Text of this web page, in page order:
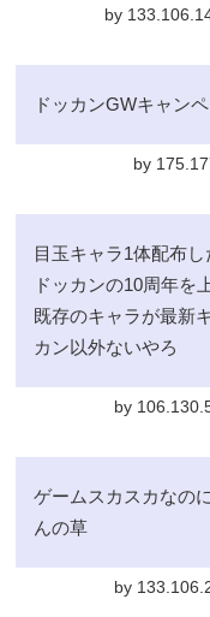
by
ドッカンGWキャン
by
目玉キャラ1体配布
ドッカンの10周年を
既存のキャラが最新
カン以外ないやろ
by
ゲームスカスカなの
んの草
by